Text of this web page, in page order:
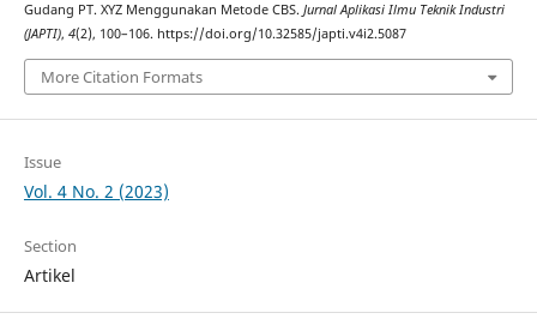
Gudang PT. XYZ Menggunakan Metode CBS. Jurnal Aplikasi Ilmu Teknik Industri
(JAPTI), 4(2), 100–106. https://doi.org/10.32585/japti.v4i2.5087
More Citation Formats
Issue
Vol. 4 No. 2 (2023)
Section
Artikel